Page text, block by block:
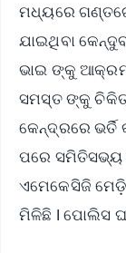
ମଧ୍ୟରେ
ଯାଇଥିବା
ଭାଇ ଙ୍କୁ
ସମସ୍ତ ଙ୍କୁ
କେନ୍ଦ୍ରରେ ଭର୍ତି
ପରେ ସମିତିସଭ୍ୟ
ଏମେକେସିଜି
ମିଳିଛି l ପୋଲିସ